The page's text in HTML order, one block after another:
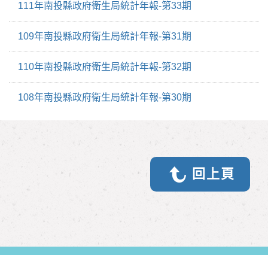
111年南投縣政府衛生局統計年報-第33期
109年南投縣政府衛生局統計年報-第31期
110年南投縣政府衛生局統計年報-第32期
108年南投縣政府衛生局統計年報-第30期
回上頁